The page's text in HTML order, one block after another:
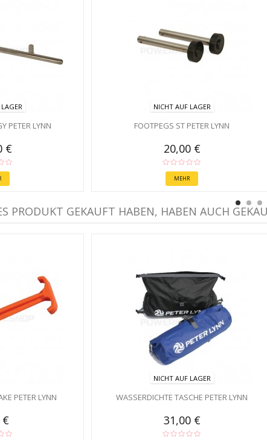
PETER LYNN
€
NICHT AUF LAGER
FOOTPEGS ST PETER LYNN
20,00 €
MEHR
PRODUKT GEKAUFT HABEN, HABEN AUCH
PETER LYNN
€
NICHT AUF LAGER
WASSERDICHTE TASCHE PETER LYNN
31,00 €